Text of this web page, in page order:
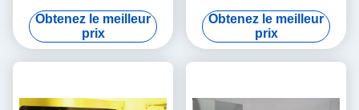
HDI FPC LDI pour la diverse
carte PCB multicouche
Obtenez le meilleur
prix
laser de 380V LDI
Obtenez le meilleur
prix